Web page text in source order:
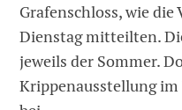
Grafenschloss, wie
Dienstag mitteilten.
jeweils der Sommer.
Krippenausstellung